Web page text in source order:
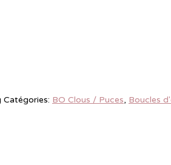
Catégories: BO Clous / Puces, Boucles